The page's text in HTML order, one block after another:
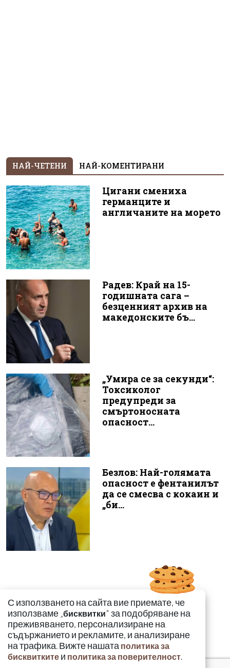
НАЙ-ЧЕТЕНИ НАЙ-КОМЕНТИРАНИ
Цигани смениха
германците и
англичаните на морето
Радев: Край на 15-
годишната сага –
безценният архив на
македонските бъ...
„Умира се за секунди“:
Токсиколог
предупреди за
смъртоносната
опасност...
Безлов: Най-голямата
опасност е фентанилът
да се смесва с кокаин и
„би...
С използването на сайта вие приемате, че
използваме „бисквитки" за подобряване на
преживяването, персонализиране на
съдържанието и рекламите, и анализиране
на трафика. Вижте нашата политика за
бисквитките и политика за поверителност.